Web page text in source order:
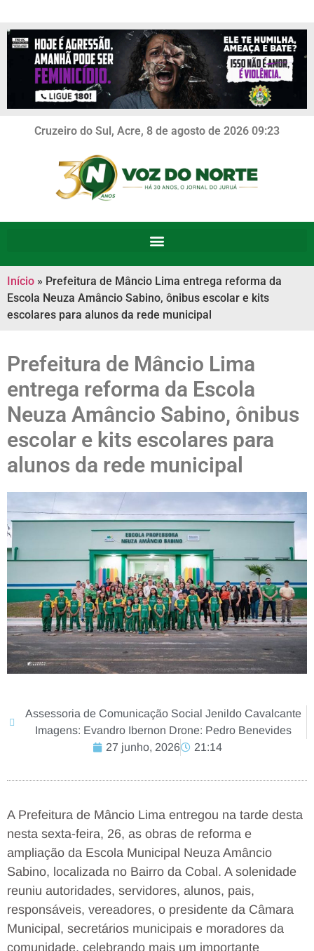
Cruzeiro do Sul, Acre, 8 de agosto de 2026 09:23
Início » Prefeitura de Mâncio Lima entrega reforma da
Escola Neuza Amâncio Sabino, ônibus escolar e kits
escolares para alunos da rede municipal
Prefeitura de Mâncio Lima
entrega reforma da Escola
Neuza Amâncio Sabino, ônibus
escolar e kits escolares para
alunos da rede municipal
Assessoria de Comunicação Social Jenildo Cavalcante
Imagens: Evandro Ibernon Drone: Pedro Benevides
27 junho, 2026
21:14
A Prefeitura de Mâncio Lima entregou na tarde desta
nesta sexta-feira, 26, as obras de reforma e
ampliação da Escola Municipal Neuza Amâncio
Sabino, localizada no Bairro da Cobal. A solenidade
reuniu autoridades, servidores, alunos, pais,
responsáveis, vereadores, o presidente da Câmara
Municipal, secretários municipais e moradores da
comunidade, celebrando mais um importante